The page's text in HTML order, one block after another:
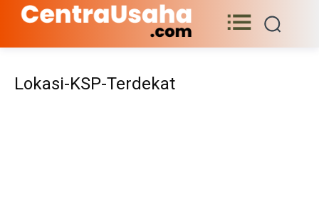
Lokasi-KSP-Terdekat